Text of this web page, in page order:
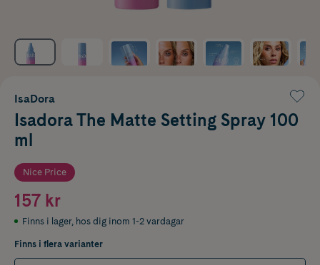
IsaDora
Isadora The Matte Setting Spray 100
ml
Nice Price
157 kr
Finns i lager, hos dig inom 1-2 vardagar
Finns i flera varianter